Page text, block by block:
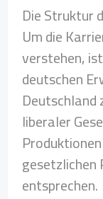
Die Struktur
Um die
verstehen,
deutschen
liberaler
gesetzlichen
entsprechen.